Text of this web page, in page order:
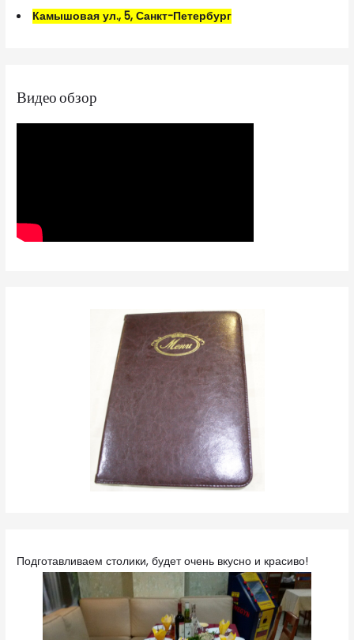
Камышовая ул., 5, Санкт-Петербург
Видео обзор
Подготавливаем столики, будет очень вкусно и красиво!